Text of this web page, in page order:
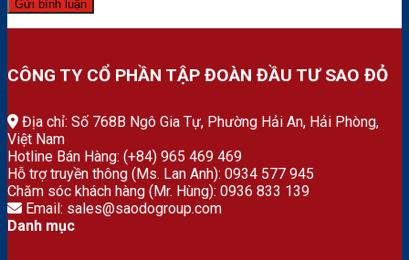
CÔNG TY CỔ PHẦN TẬP ĐOÀN ĐẦU TƯ SAO ĐỎ
Địa chỉ: Số 768B Ngô Gia Tự, Phường Hải An, Hải Phòng,
Việt Nam
Hotline Bán Hàng: (+84) 965 469 469
Hỗ trợ truyền thông (Ms. Lan Anh): 0934 577 945
Chăm sóc khách hàng (Mr. Hùng): 0936 833 139
Email: sales@saodogroup.com
Danh mục